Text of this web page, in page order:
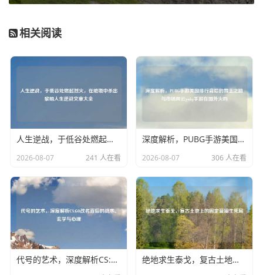
相关阅读
人生逆战，于低谷处燃起烈火，在绝境中杀出黎明人生逆战文章大全
2026-08-07 241 人在看
深度解析，PUBG手游美国排行背后的霸主之路与市场风云pubg手游在国外火吗
2026-08-07 306 人在看
代号的艺术，深度解析CS:GO改名背后的战术、玄学与心理 绝地求生泰戈，复古土地上的固定蓝圈生死局